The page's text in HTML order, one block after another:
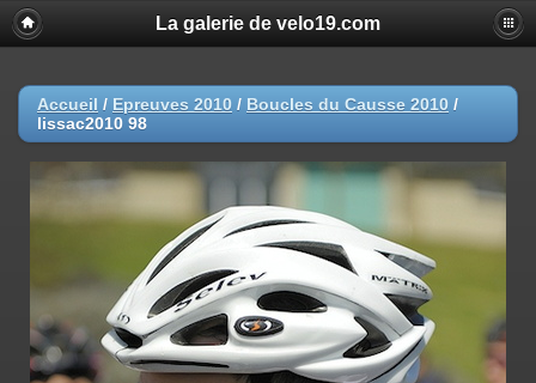
La galerie de velo19.com
Accueil / Epreuves 2010 / Boucles du Causse 2010 /
lissac2010 98